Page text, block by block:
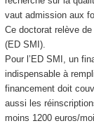
vaut admission aux
Ce doctorat relève
(ED SMI).
Pour l’ED SMI, un
indispensable à
financement doit
aussi les
moins 1200 euros/